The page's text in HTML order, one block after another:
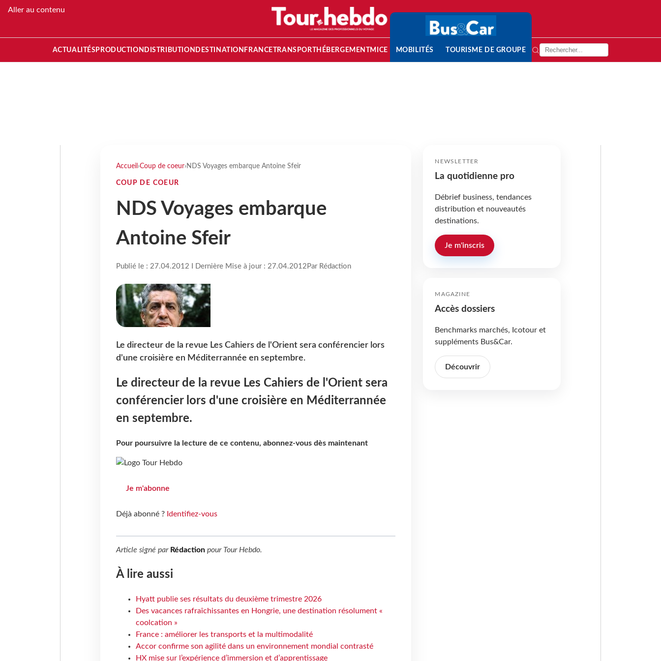
Aller au contenu
ACTUALITÉS PRODUCTION DISTRIBUTION DESTINATION FRANCETRANSPORT HÉBERGEMENTMICE MOBILITÉS TOURISME DE GROUPE
Accueil ›Coup de coeur› NDS Voyages embarque Antoine Sfeir
COUP DE COEUR
NDS Voyages embarque
Antoine Sfeir
Publié le : 27.04.2012 I Dernière Mise à jour : 27.04.2012 Par Rédaction
Le directeur de la revue Les Cahiers de l'Orient sera conférencier lors
d'une croisière en Méditerrannée en septembre.
Le directeur de la revue Les Cahiers de l'Orient sera
conférencier lors d'une croisière en Méditerrannée
en septembre.
Pour poursuivre la lecture de ce contenu, abonnez-vous dès maintenant
Je m'abonne
Déjà abonné ? Identifiez-vous
Article signé par Rédactionpour Tour Hebdo.
À lire aussi
Hyatt publie ses résultats du deuxième trimestre 2026
Des vacances rafraîchissantes en Hongrie, une destination résolument «
coolcation »
France : améliorer les transports et la multimodalité
Accor confirme son agilité dans un environnement mondial contrasté
HX mise sur l’expérience d’immersion et d’apprentissage
NEWSLETTER
La quotidienne pro
Débrief business, tendances
distribution et nouveautés
destinations.
Je m'inscris
MAGAZINE
Accès dossiers
Benchmarks marchés, Icotour et
suppléments Bus&Car.
Découvrir